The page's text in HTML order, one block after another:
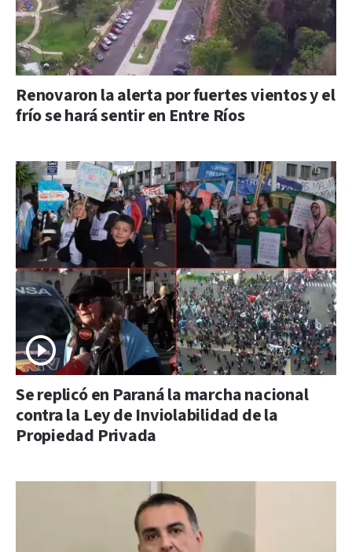
Renovaron la alerta por fuertes vientos y el
frío se hará sentir en Entre Ríos
Se replicó en Paraná la marcha nacional
contra la Ley de Inviolabilidad de la
Propiedad Privada